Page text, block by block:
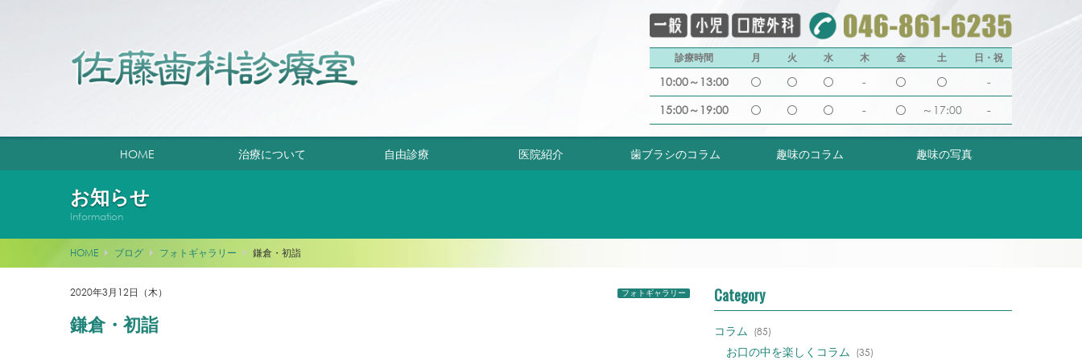
診療時間 月 火 水 木 金 土 日・祝
10:00～13:00 -
-
15:00～19:00
- ～17:00 -
HOME 治療について 自由診療 医院紹介 歯ブラシのコラム 趣味のコラム 趣味の写真
お知らせ
Information
HOME ブログ フォトギャラリー 鎌倉・初詣
2020年3月12日（木） フォトギャラリー
鎌倉・初詣
Category
コラム (85)
お口の中を楽しくコラム (35)